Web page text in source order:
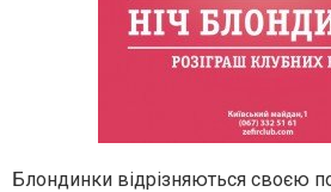
Блондинки відрізняються своєю